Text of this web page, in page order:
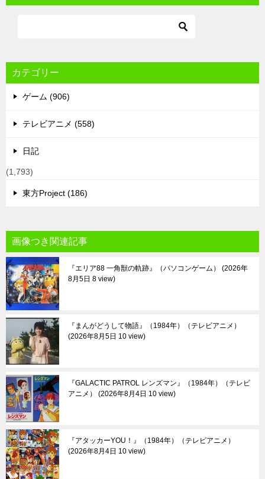
カテゴリー
ゲーム (906)
テレビアニメ (558)
日記
(1,793)
東方Project (186)
画像つき関連記事
『エリア88 一角獣の軌跡』（パソコンゲーム）
2026年
8月5日 8 view
『まんがどうして物語』（1984年）（テレビアニメ）
2026年8月5日 10 view
『GALACTIC PATROL レンズマン』（1984年）（テレビ
アニメ）
2026年8月4日 10 view
『アタッカーYOU！』（1984年）（テレビアニメ）
2026年8月4日 10 view